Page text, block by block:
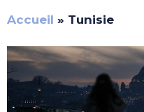
Accueil » Tunisie